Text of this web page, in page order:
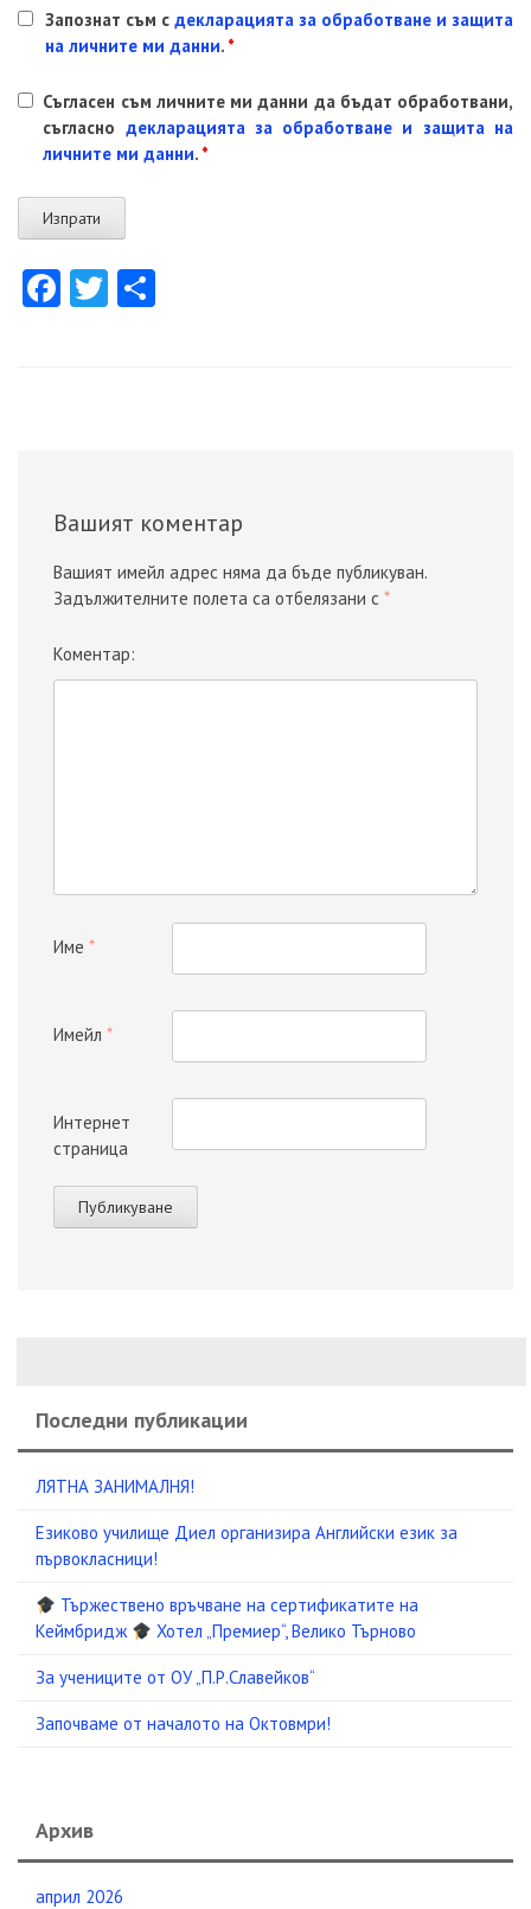
Запознат съм с декларацията за обработване и защита
на личните ми данни. *
Съгласен съм личните ми данни да бъдат обработвани,
съгласно декларацията за обработване и защита на
личните ми данни. *
Facebook
Twitter
Вашият коментар
Вашият имейл адрес няма да бъде публикуван.
Задължителните полета са отбелязани с *
Коментар:
Име *
Имейл *
Интернет
страница
Последни публикации
ЛЯТНА ЗАНИМАЛНЯ!
Езиково училище Диел организира Английски език за
първокласници!
Тържествено връчване на сертификатите на
Кеймбридж
Хотел „Премиер“, Велико Търново
За учениците от ОУ „П.Р.Славейков“
Започваме от началото на Октовмри!
Архив
април 2026